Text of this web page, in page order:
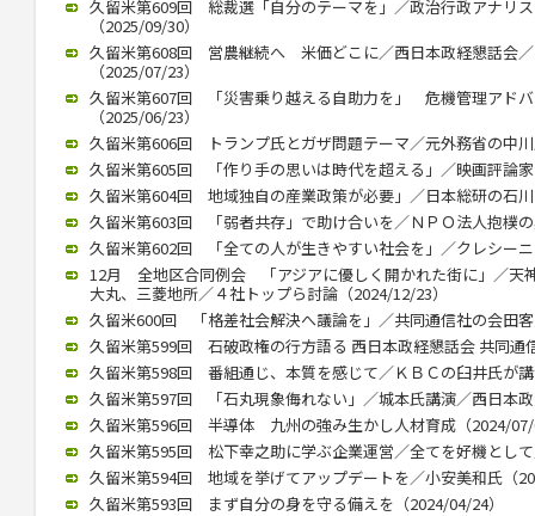
久留米第609回 総裁選「自分のテーマを」／政治行政アナリ
（2025/09/30）
久留米第608回 営農継続へ 米価どこに／西日本政経懇話会／
（2025/07/23）
久留米第607回 「災害乗り越える自助力を」 危機管理アド
（2025/06/23）
久留米第606回 トランプ氏とガザ問題テーマ／元外務省の中
久留米第605回 「作り手の思いは時代を超える」／映画評論
久留米第604回 地域独自の産業政策が必要」／日本総研の石
久留米第603回 「弱者共存」で助け合いを／ＮＰＯ法人抱樸
久留米第602回 「全ての人が生きやすい社会を」／クレシー
12月 全地区合同例会 「アジアに優しく開かれた街に」／天
大丸、三菱地所／４社トップら討論（2024/12/23）
久留米600回 「格差社会解決へ議論を」／共同通信社の会田
久留米第599回 石破政権の行方語る 西日本政経懇話会 共同通
久留米第598回 番組通じ、本質を感じて／ＫＢＣの臼井氏が
久留米第597回 「石丸現象侮れない」／城本氏講演／西日本
久留米第596回 半導体 九州の強み生かし人材育成（2024/
久留米第595回 松下幸之助に学ぶ企業運営／全てを好機とし
久留米第594回 地域を挙げてアップデートを／小安美和氏（
久留米第593回 まず自分の身を守る備えを（2024/04/24）